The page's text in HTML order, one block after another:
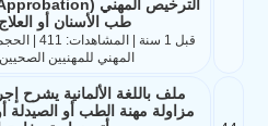
طب الأسنان أو
المهني للمهنيين
ملف باللغة الألمانية
مزاولة مهنة الطب أو الصيدلة